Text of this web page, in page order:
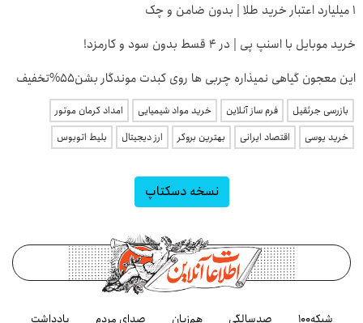
۱ میلیارد اعتبار خرید طلا | بدون ضامن و چک
خرید موبایل با اسنپ پی | در ۴ قسط بدون سود و کارمزد!
این معجون گیاهی نمیذاره چربی ها روی کبدت موندگار بشن55%تخفیف
بازرسی جرثقیل فرم ساز آنلاین خرید مواد شیمیایی
امداد کرمان موتور
خرید یوسی
اقتصاد ایرانی بهترین بروکر ارز دیجیتال بلیط اتوبوس
نسخه دسکتاپ
شبکه۱۰۰ صدسالگی هم‌زبان صدای مردم یادداشت